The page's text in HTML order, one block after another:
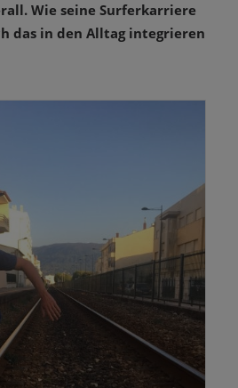
Wie seine Surferkarriere
das in den Alltag integrieren